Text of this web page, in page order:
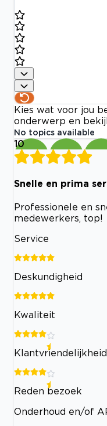
Kies wat voor jou
onderwerp en
No topics available
10
Snelle en prima
Professionele en
medewerkers, top!
Service
Deskundigheid
Kwaliteit
Klantvriendelijkheid
Reden bezoek
Onderhoud en/of